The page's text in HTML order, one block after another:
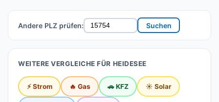
Andere PLZ prüfen: Suchen
WEITERE VERGLEICHE FÜR HEIDESEE
⚡ Strom 🔥 Gas 🚗 KFZ ☀️ Solar